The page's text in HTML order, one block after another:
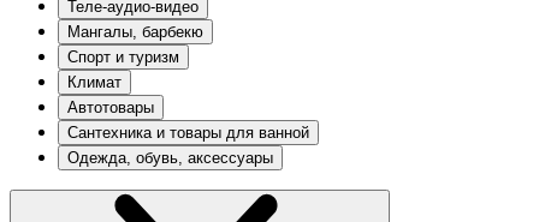
Теле-аудио-видео
Мангалы, барбекю
Спорт и туризм
Климат
Автотовары
Сантехника и товары для ванной
Одежда, обувь, аксессуары